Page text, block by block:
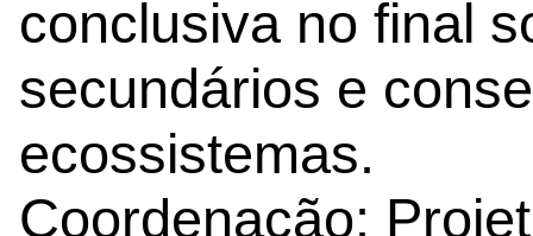
conclusiva no final
secundários e
ecossistemas.
Coordenação: